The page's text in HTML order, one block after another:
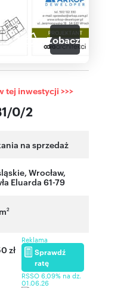
7 Zobacz galerię
0/2
tej inwestycji >>>
na sprzedaż
, Wrocław,
Eluarda 61-79
2
zł
Reklama
Sprawdź
ratę
RSSO 6,09% na dz.
01.06.26